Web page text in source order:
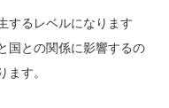
するレベルになります
国との関係に影響するの
ます。